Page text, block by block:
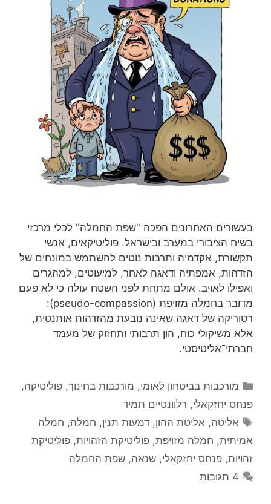
בעשורים האחרונים הפכה "שפת החמלה" לכלי מרכזי
בשיח הציבורי במערב ובישראל. פוליטיקאים, אנשי
תקשורת, אקדמיה ותרבות נוטים להשתמש במונחים של
הזדהות, אמפתיה ודאגה לאחר, למיעוטים, למהגרים
ואפילו לאויב. אולם מתחת לפני השטח עולה כי לא פעם
מדובר בחמלה מזויפת (pseudo-compassion):
רטוריקה של דאגה שאינה נובעת מהזדהות אותנטית,
אלא משיקולי כוח, הון תרבותי ותחזוק של מעמד
חברתי־אליטיסטי.
קטגוריות
מורכבות בביטחון לאומי, מורכבות בחינוך,פוליטיקה,
פנחס יחזקאלי, רלוונטיים תמיד
תגיות
אליטה, אליטת ההון,דמעות תנין, חמלה, חמלה
אמיתית, חמלה מזויפת, פוליטיקת הזהויות, פוליטיקת
זהויות, פנחס יחזקאלי, שנאה, שפת החמלה
4 תגובות